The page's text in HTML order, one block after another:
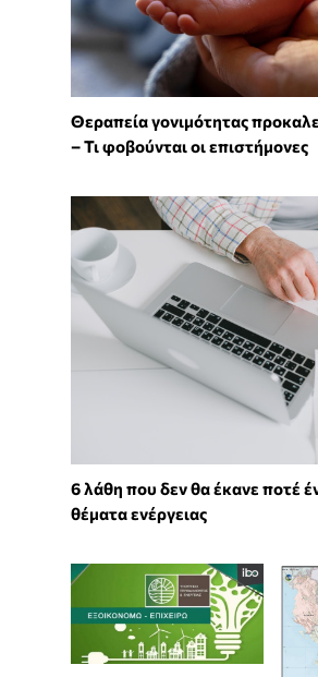
Θεραπεία γονιμότητας
– Τι φοβούνται οι επιστήμονες
6 λάθη που δεν θα έκανε ποτέ
θέματα ενέργειας